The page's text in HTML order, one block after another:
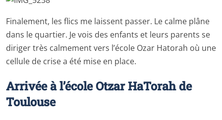
Finalement, les flics me laissent passer. Le calme plâne
dans le quartier. Je vois des enfants et leurs parents se
diriger très calmement vers l’école Ozar Hatorah où une
cellule de crise a été mise en place.
Arrivée à l’école Otzar HaTorah de
Toulouse